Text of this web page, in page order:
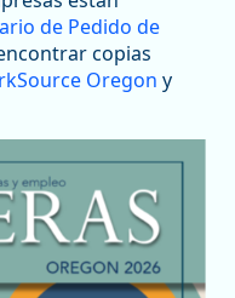
de Pedido de
copias
Oregon y